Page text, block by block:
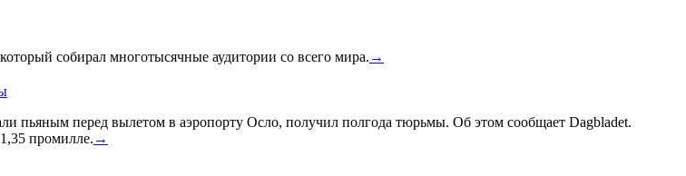
собирал многотысячные аудитории со всего мира. →
пьяным перед вылетом в аэропорту Осло, получил полгода тюрьмы. Об этом сообщает Dagbladet.
промилле. →